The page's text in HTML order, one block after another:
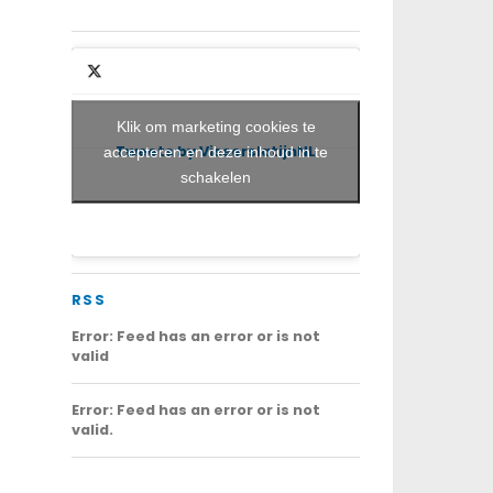
Tweets by VisserslatijnNL
Klik om marketing cookies te
accepteren en deze inhoud in te
schakelen
RSS
Error: Feed has an error or is not
valid
Error: Feed has an error or is not
valid.